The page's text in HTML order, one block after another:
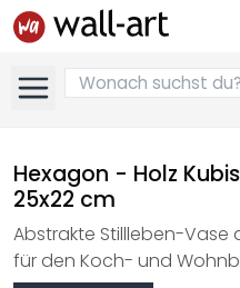
Hexagon - Holz
25x22 cm
Abstrakte Stillleben-Vase
für den Koch- und